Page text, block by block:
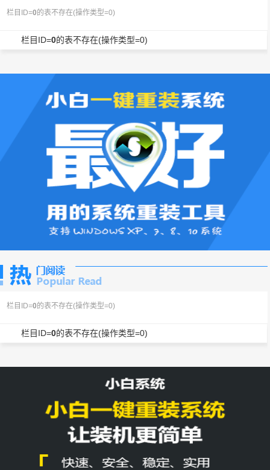
栏目ID=0 的表不存在(操作类型=0)
栏目ID=0的表不存在(操作类型=0)
栏目ID=0 的表不存在(操作类型=0)
栏目ID=0的表不存在(操作类型=0)